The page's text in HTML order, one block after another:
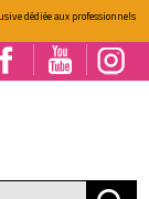
dédiée aux professionnels